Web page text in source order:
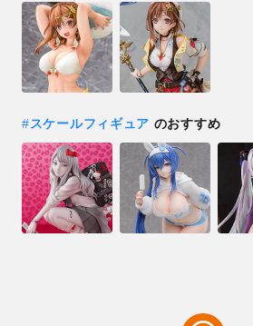
#スケールフィギュア のおすすめ